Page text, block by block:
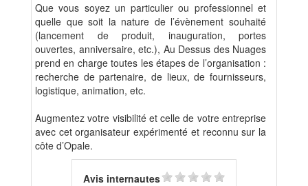
Que vous soyez un particulier ou professionnel et
quelle que soit la nature de l’évènement souhaité
(lancement de produit, inauguration, portes
ouvertes, anniversaire, etc.), Au Dessus des Nuages
prend en charge toutes les étapes de l’organisation :
recherche de partenaire, de lieux, de fournisseurs,
logistique, animation, etc.
Augmentez votre visibilité et celle de votre entreprise
avec cet organisateur expérimenté et reconnu sur la
côte d’Opale.
Avis internautes